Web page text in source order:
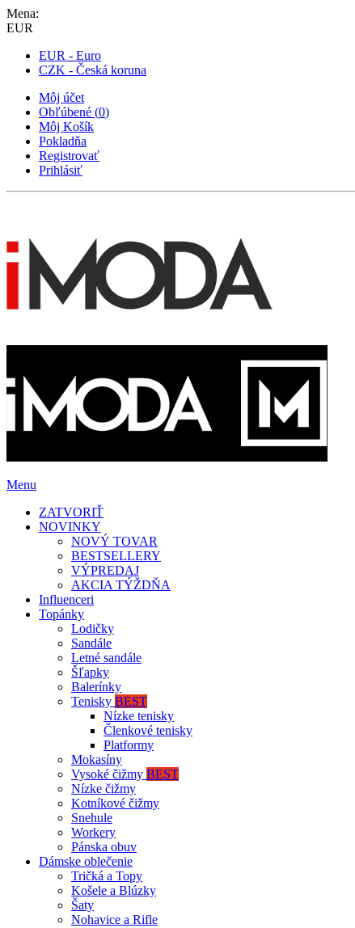
Mena:
EUR
EUR - Euro
CZK - Česká koruna
Môj účet
Obľúbené (0)
Môj Košík
Pokladňa
Registrovať
Prihlásiť
Menu
ZATVORIŤ
NOVINKY
NOVÝ TOVAR
BESTSELLERY
VÝPREDAJ
AKCIA TÝŽDŇA
Influenceri
Topánky
Lodičky
Sandále
Letné sandále
Šľapky
Balerínky
Tenisky BEST
Nízke tenisky
Členkové tenisky
Platformy
Mokasíny
Vysoké čižmy BEST
Nízke čižmy
Kotníkové čižmy
Snehule
Workery
Pánska obuv
Dámske oblečenie
Tričká a Topy
Košele a Blúzky
Šaty
Nohavice a Rifle